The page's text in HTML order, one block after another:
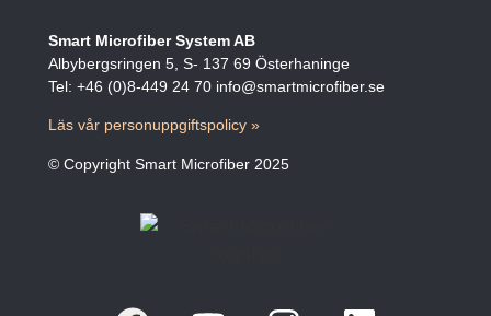
Smart Microfiber System AB
Albybergsringen 5, S- 137 69 Österhaninge
Tel: +46 (0)8-449 24 70 info@smartmicrofiber.se
Läs vår personuppgiftspolicy »
© Copyright Smart Microfiber 2025